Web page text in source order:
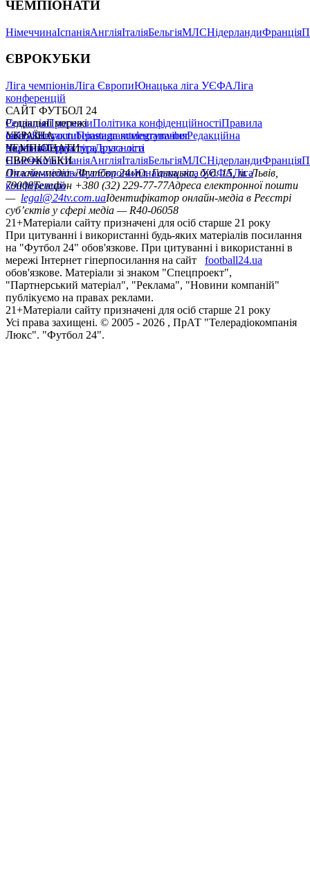
ЧЕМПІОНАТИ
НімеччинаІспаніяАнгліяІталіяБельгіяМЛСНідерландиФранція
ЄВРОКУБКИ
Ліга чемпіонівЛіга ЄвропиЮнацька ліга УЄФАЛіга
конференцій
САЙТ ФУТБОЛ 24
РедакціяПрогнозиПолітика конфіденційностіПравила
сайтуКонтактиПравила коментуванняРедакційна
політикаСтруктура власності
Соціальні мережі
facebookxyoutubeinstagramtelegramviber
УКРАЇНА
УкраїнаПерша лігаДруга ліга
ЧЕМПІОНАТИ
НімеччинаІспаніяАнгліяІталіяБельгіяМЛСНідерландиФранція
ЄВРОКУБКИ
Ліга чемпіонівЛіга ЄвропиЮнацька ліга УЄФАЛіга
конференцій
Онлайн-медіа «Футбол 24»пл. Галицька, буд. 15, м. Львів,
79008Телефон +380 (32) 229-77-77Адреса електронної пошти
— legal@24tv.com.uaІдентифікатор онлайн-медіа в Реєстрі
суб’єктів у сфері медіа — R40-06058
21+Матеріали сайту призначені для осіб старше 21 року
При цитуванні і використанні будь-яких матеріалів посилання
на "Футбол 24" обов'язкове. При цитуванні і використанні в
мережі Інтернет гіперпосилання на сайт
football24.ua
обов'язкове. Матеріали зі знаком "Спецпроект",
"Партнерський матеріал", "Реклама", "Новини компаній"
публікуємо на правах реклами.
21+Матеріали сайту призначені для осіб старше 21 року
Усi права захищенi. © 2005 - 2026 , ПрАТ "Телерадіокомпанія
Люкс". "Футбол 24".